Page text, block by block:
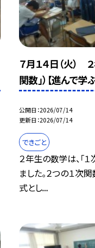
７月１４日（火）
関数」）【進んで学
公開日 2026/07/14
更新日 2026/07/14
できごと
２年生の数学は、「
ました。２つの１次
式とし...